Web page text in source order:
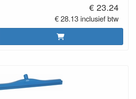
€ 23.24
€ 28.13 inclusief btw